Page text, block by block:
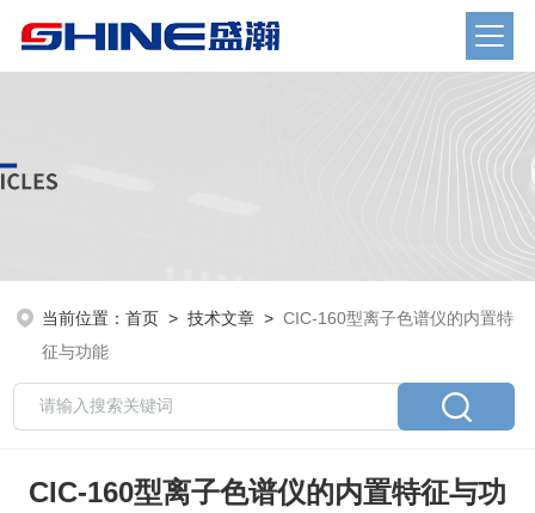
当前位置：首页 >技术文章 >CIC-160型离子色谱仪的内置特
征与功能
CIC-160型离子色谱仪的内置特征与功